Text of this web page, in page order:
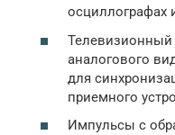
осциллографах
Телевизионный
аналогового
для
приемного
Импульсы с